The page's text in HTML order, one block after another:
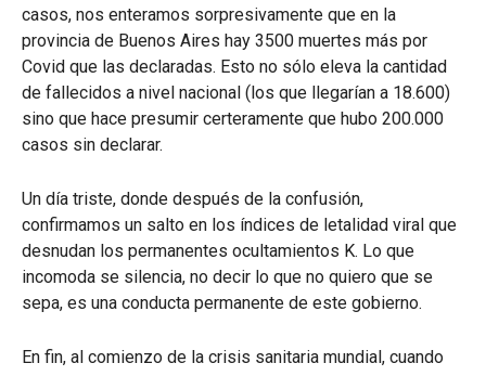
casos, nos enteramos sorpresivamente que en la
provincia de Buenos Aires hay 3500 muertes más por
Covid que las declaradas. Esto no sólo eleva la cantidad
de fallecidos a nivel nacional (los que llegarían a 18.600)
sino que hace presumir certeramente que hubo 200.000
casos sin declarar.
Un día triste, donde después de la confusión,
confirmamos un salto en los índices de letalidad viral que
desnudan los permanentes ocultamientos K. Lo que
incomoda se silencia, no decir lo que no quiero que se
sepa, es una conducta permanente de este gobierno.
En fin, al comienzo de la crisis sanitaria mundial, cuando